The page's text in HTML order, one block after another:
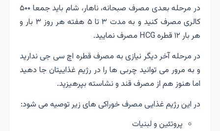
در مرحله بعدی مصرف صبحانه، ناهار، شام باید جمعا ۵۰۰
کالری مصرف کنید و به مدت ۳ تا ۵ هفته هر روز ۳ بار و
هر بار ۱۲ قطره HCG مصرف نمایید.
در مرحله آخر دیگر نیازی به مصرف قطره اچ سی جی ندارید
و به مرور می توانید چربی ها را در رژیم غذاییتان جا دهید
اما هنوز هم از مصرف قند و نشاسته بپرهیزید.
در این رژیم غذایی مصرف خوراکی های زیر توصیه می شود:
پروتئین و لبنیات